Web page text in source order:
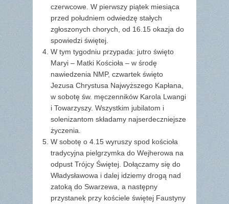
czerwcowe. W pierwszy piątek miesiąca
przed południem odwiedzę stałych
zgłoszonych chorych, od 16.15 okazja do
spowiedzi świętej.
W tym tygodniu przypada: jutro święto
Maryi – Matki Kościoła – w środę
nawiedzenia NMP, czwartek święto
Jezusa Chrystusa Najwyższego Kapłana,
w sobotę św. męczenników Karola Lwangi
i Towarzyszy. Wszystkim jubilatom i
solenizantom składamy najserdeczniejsze
życzenia.
W sobotę o 4.15 wyruszy spod kościoła
tradycyjna pielgrzymka do Wejherowa na
odpust Trójcy Świętej. Dołączamy się do
Władysławowa i dalej idziemy drogą nad
zatoką do Swarzewa, a następny
przystanek przy kościele świętej Faustyny